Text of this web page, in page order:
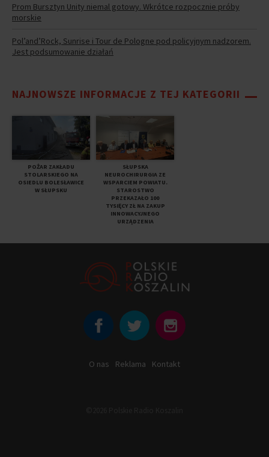
Prom Bursztyn Unity niemal gotowy. Wkrótce rozpocznie próby
morskie
Pol’and’Rock, Sunrise i Tour de Pologne pod policyjnym nadzorem.
Jest podsumowanie działań
NAJNOWSZE INFORMACJE Z TEJ KATEGORII
POŻAR ZAKŁADU
STOLARSKIEGO NA
OSIEDLU BOLESŁAWICE
W SŁUPSKU
SŁUPSKA
NEUROCHIRURGIA ZE
WSPARCIEM POWIATU.
STAROSTWO
PRZEKAZAŁO 100
TYSIĘCY ZŁ NA ZAKUP
INNOWACYJNEGO
URZĄDZENIA
O nas Reklama Kontakt